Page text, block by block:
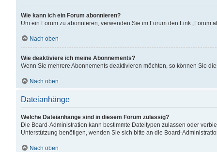
Wie kann ich ein Forum abonnieren?
Um ein Forum zu abonnieren, verwenden Sie im Forum den Link „Forum
Nach oben
Wie deaktiviere ich meine Abonnements?
Wenn Sie mehrere Abonnements deaktivieren möchten, so können Sie
Nach oben
Dateianhänge
Welche Dateianhänge sind in diesem Forum zulässig?
Die Board-Administration kann bestimmte Dateitypen zulassen oder
Unterstützung benötigen, wenden Sie sich bitte an die Board-
Nach oben